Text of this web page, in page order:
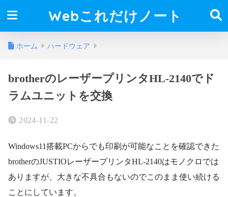
Webこれだけノート
ホーム ハードウェア
brotherのレーザープリンタHL-2140でド
ラムユニットを交換
2024-11-22
Windows11搭載PCからでも印刷が可能なことを確認できた
brotherのJUSTIOレーザープリンタHL-2140はモノクロでは
ありますが、大きな不具合もないのでこのまま使い続ける
ことにしています。